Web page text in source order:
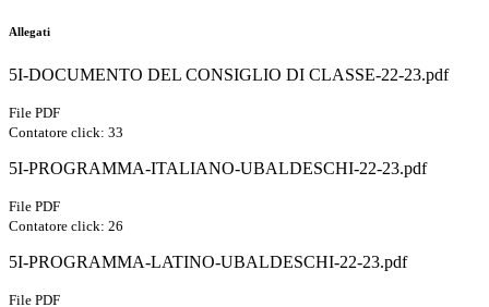
Allegati
5I-DOCUMENTO DEL CONSIGLIO DI CLASSE-22-23.pdf
File PDF
Contatore click: 33
5I-PROGRAMMA-ITALIANO-UBALDESCHI-22-23.pdf
File PDF
Contatore click: 26
5I-PROGRAMMA-LATINO-UBALDESCHI-22-23.pdf
File PDF